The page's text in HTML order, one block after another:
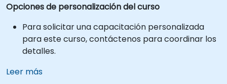
Opciones de personalización del curso
Para solicitar una capacitación personalizada
para este curso, contáctenos para coordinar los
detalles.
Leer más